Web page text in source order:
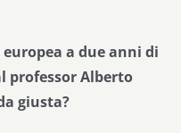
a due anni di
professor Alberto
giusta?